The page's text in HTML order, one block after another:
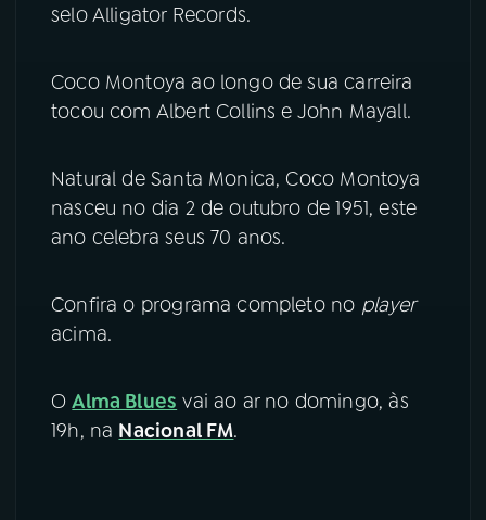
ACOMPANHE A RÁDIO NACIONAL
YouTube Facebook
selo Alligator Records.
Coco Montoya ao longo de sua carreira
tocou com Albert Collins e John Mayall.
Natural de Santa Monica, Coco Montoya
nasceu no dia 2 de outubro de 1951, este
ano celebra seus 70 anos.
Confira o programa completo no player
acima.
OAlma Blues vai ao ar no domingo, às
19h, na Nacional FM.